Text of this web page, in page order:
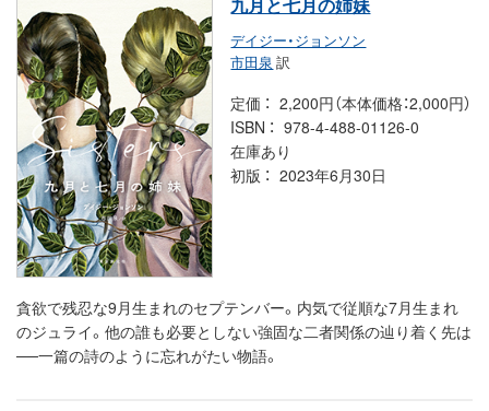
デイジー・ジョンソン
市田泉 訳
定価
2,200円（本体価格：2,000円）
ISBN
978-4-488-01126-0
在庫あり
初版
2023年6月30日
貪欲で残忍な9月生まれのセプテンバー。内気で従順な7月生まれ
のジュライ。他の誰も必要としない強固な二者関係の辿り着く先は
──一篇の詩のように忘れがたい物語。